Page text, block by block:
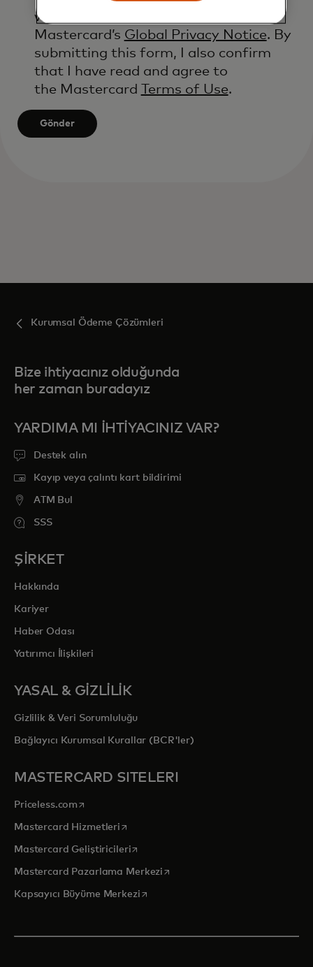
will be processed in accordance with
Mastercard’s Global Privacy Notice. By
submitting this form, I also confirm
that I have read and agree to
the Mastercard
Terms of Use.
Gönder
Kurumsal Ödeme Çözümleri
Bize ihtiyacınız olduğunda
her zaman buradayız
YARDIMA MI IHTIYACINIZ VAR?
Destek alın
Kayıp veya çalıntı kart bildirimi
ATM Bul
SSS
ŞİRKET
Hakkında
Kariyer
Haber Odası
Yatırımcı İlişkileri
YASAL & GİZLİLİK
Gizlilik & Veri Sorumluluğu
Bağlayıcı Kurumsal Kurallar (BCR'ler)
MASTERCARD SITELERI
Priceless.com opens in a new tab
Mastercard Hizmetleri opens in a new tab
Mastercard Geliştiricileriopens in a new tab
Mastercard Pazarlama Merkezi opens in a new tab
Kapsayıcı Büyüme Merkeziopens in a new tab